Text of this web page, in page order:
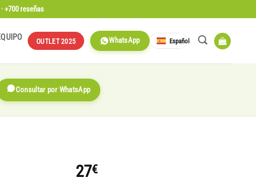
+700 reseñas
OUTLET 2025 WhatsApp Español
Consultar por WhatsApp
27€